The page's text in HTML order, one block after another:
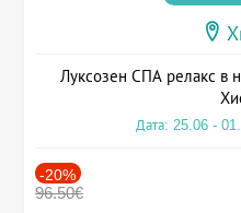
Луксозен СПА релакс в
Дата: 25.06 -
-20%
96.50€